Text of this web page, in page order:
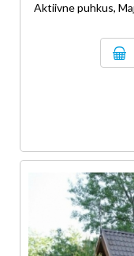
Aktiivne puhkus,